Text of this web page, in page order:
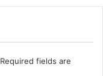
Required fields are